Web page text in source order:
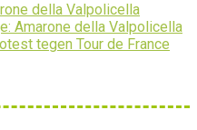
della Valpolicella
Amarone della Valpolicella
tegen Tour de France